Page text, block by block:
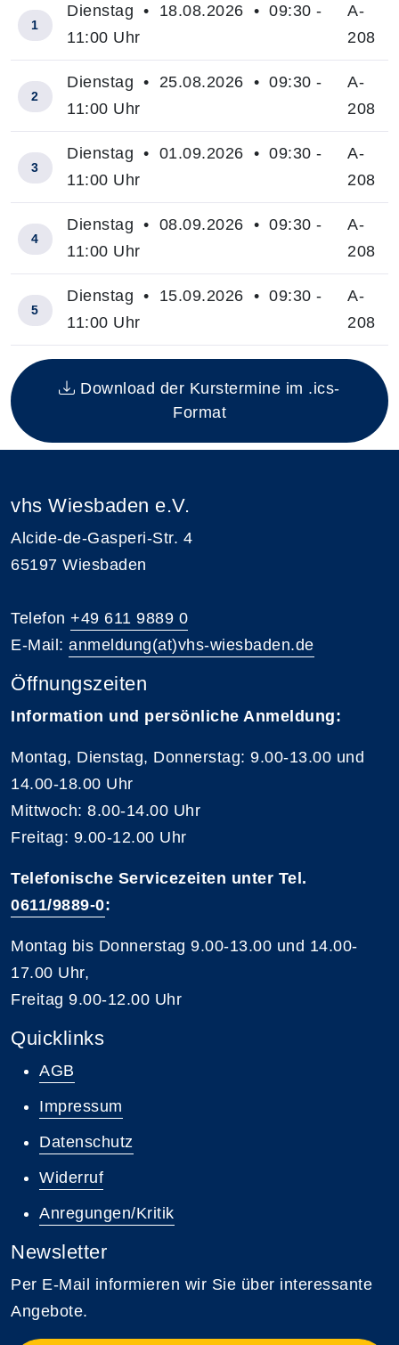
Insgesamt gibt es 5 Termine zum diesen Kurs
1
Dienstag • 18.08.2026 • 09:30 -
11:00 Uhr
A-
208
2
Dienstag • 25.08.2026 • 09:30 -
11:00 Uhr
A-
208
3
Dienstag • 01.09.2026 • 09:30 -
11:00 Uhr
A-
208
4
Dienstag • 08.09.2026 • 09:30 -
11:00 Uhr
A-
208
5
Dienstag • 15.09.2026 • 09:30 -
11:00 Uhr
A-
208
Download der Kurstermine im .ics-
Format
vhs Wiesbaden e.V.
Alcide-de-Gasperi-Str. 4
65197 Wiesbaden
Telefon +49 611 9889 0
E-Mail: anmeldung(at)vhs-wiesbaden.de
Öffnungszeiten
Information und persönliche Anmeldung:
Montag, Dienstag, Donnerstag: 9.00-13.00 und
14.00-18.00 Uhr
Mittwoch: 8.00-14.00 Uhr
Freitag: 9.00-12.00 Uhr
Telefonische Servicezeiten unter Tel.
0611/9889-0:
Montag bis Donnerstag 9.00-13.00 und 14.00-
17.00 Uhr,
Freitag 9.00-12.00 Uhr
Quicklinks
AGB
Impressum
Datenschutz
Widerruf
Anregungen/Kritik
Newsletter
Per E-Mail informieren wir Sie über interessante
Angebote.